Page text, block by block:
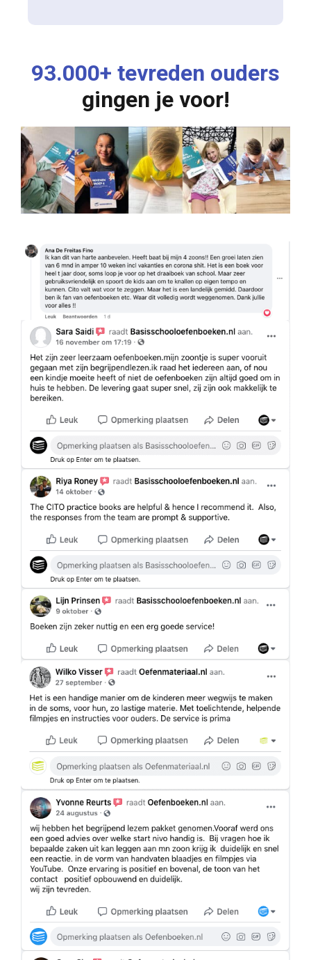
93.000+ tevreden ouders
gingen je voor!